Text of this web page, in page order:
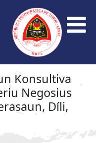
Konsultiva
Negosius
Díli,